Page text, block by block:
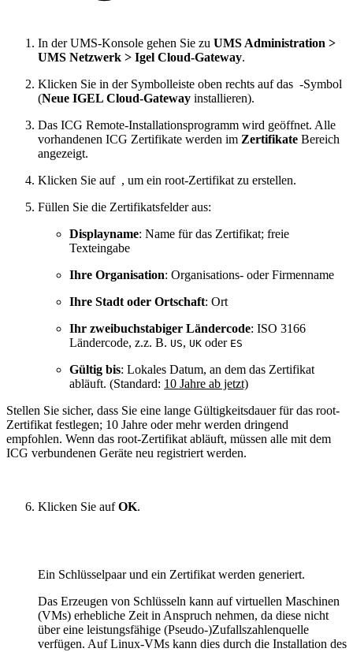
In der UMS-Konsole gehen Sie zu UMS Administration >
UMS Netzwerk > Igel Cloud-Gateway.
Klicken Sie in der Symbolleiste oben rechts auf das -Symbol
(Neue IGEL Cloud-Gateway installieren).
Das ICG Remote-Installationsprogramm wird geöffnet. Alle
vorhandenen ICG Zertifikate werden im Zertifikate Bereich
angezeigt.
Klicken Sie auf , um ein root-Zertifikat zu erstellen.
Füllen Sie die Zertifikatsfelder aus:
Displayname: Name für das Zertifikat; freie
Texteingabe
Ihre Organisation: Organisations- oder Firmenname
Ihre Stadt oder Ortschaft: Ort
Ihr zweibuchstabiger Ländercode: ISO 3166
Ländercode, z.z. B. US, UK oder ES
Gültig bis: Lokales Datum, an dem das Zertifikat
abläuft. (Standard: 10 Jahre ab jetzt)
Stellen Sie sicher, dass Sie eine lange Gültigkeitsdauer für das root-
Zertifikat festlegen; 10 Jahre oder mehr werden dringend
empfohlen. Wenn das root-Zertifikat abläuft, müssen alle mit dem
ICG verbundenen Geräte neu registriert werden.
Klicken Sie aufOK.
Ein Schlüsselpaar und ein Zertifikat werden generiert.
Das Erzeugen von Schlüsseln kann auf virtuellen Maschinen
(VMs) erhebliche Zeit in Anspruch nehmen, da diese nicht
über eine leistungsfähige (Pseudo-)Zufallszahlenquelle
verfügen. Auf Linux-VMs kann dies durch die Installation des